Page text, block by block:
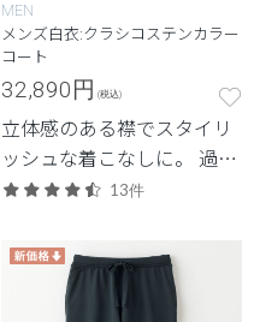
MEN
メンズ白衣:クラシコステンカラー
コート
32,890円 (税込)
立体感のある襟でスタイリ
ッシュな着こなしに。 過去
の人気モデルが復刻。
13件